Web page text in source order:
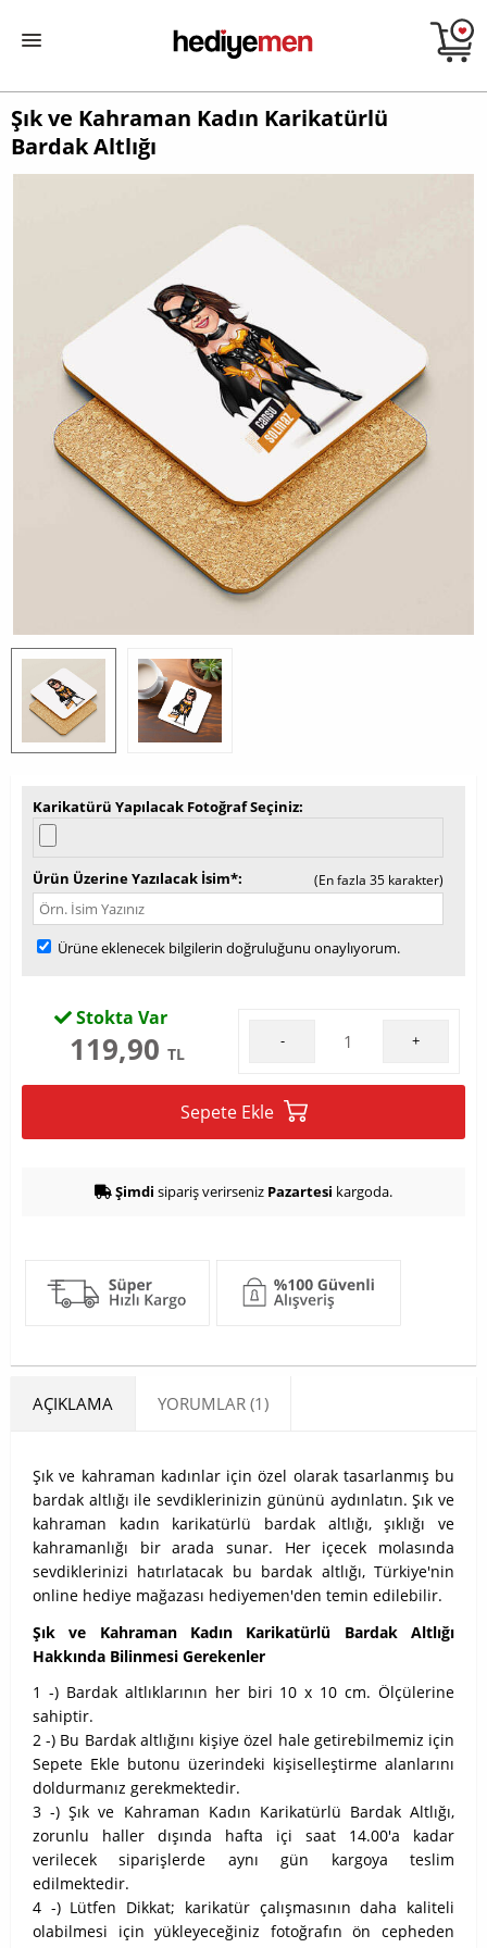
Şık ve Kahraman Kadın Karikatürlü
Bardak Altlığı
Karikatürü Yapılacak Fotoğraf Seçiniz
Ürün Üzerine Yazılacak İsim* (En fazla 35 karakter)
Ürüne eklenecek bilgilerin doğruluğunu onaylıyorum.
Stokta Var
119,90 TL
- +
Sepete Ekle
Şimdi sipariş verirseniz Pazartesi kargoda.
AÇIKLAMA YORUMLAR (1)
Şık ve kahraman kadınlar için özel olarak tasarlanmış bu
bardak altlığı ile sevdiklerinizin gününü aydınlatın. Şık ve
kahraman kadın karikatürlü bardak altlığı, şıklığı ve
kahramanlığı bir arada sunar. Her içecek molasında
sevdiklerinizi hatırlatacak bu bardak altlığı, Türkiye'nin
online hediye mağazası hediyemen'den temin edilebilir.
Şık ve Kahraman Kadın Karikatürlü Bardak Altlığı
Hakkında Bilinmesi Gerekenler
1 -) Bardak altlıklarının her biri 10 x 10 cm. Ölçülerine
sahiptir.
2 -) Bu Bardak altlığını kişiye özel hale getirebilmemiz için
Sepete Ekle butonu üzerindeki kişiselleştirme alanlarını
doldurmanız gerekmektedir.
3 -) Şık ve Kahraman Kadın Karikatürlü Bardak Altlığı,
zorunlu haller dışında hafta içi saat 14.00'a kadar
verilecek siparişlerde aynı gün kargoya teslim
edilmektedir.
4 -) Lütfen Dikkat; karikatür çalışmasının daha kaliteli
olabilmesi için yükleyeceğiniz fotoğrafın ön cepheden